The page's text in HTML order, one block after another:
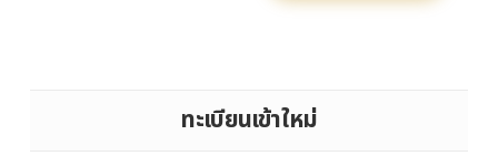
ทะเบียนเข้าใหม่